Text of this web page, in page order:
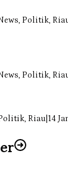
Politik,
Politik,
Riau 14